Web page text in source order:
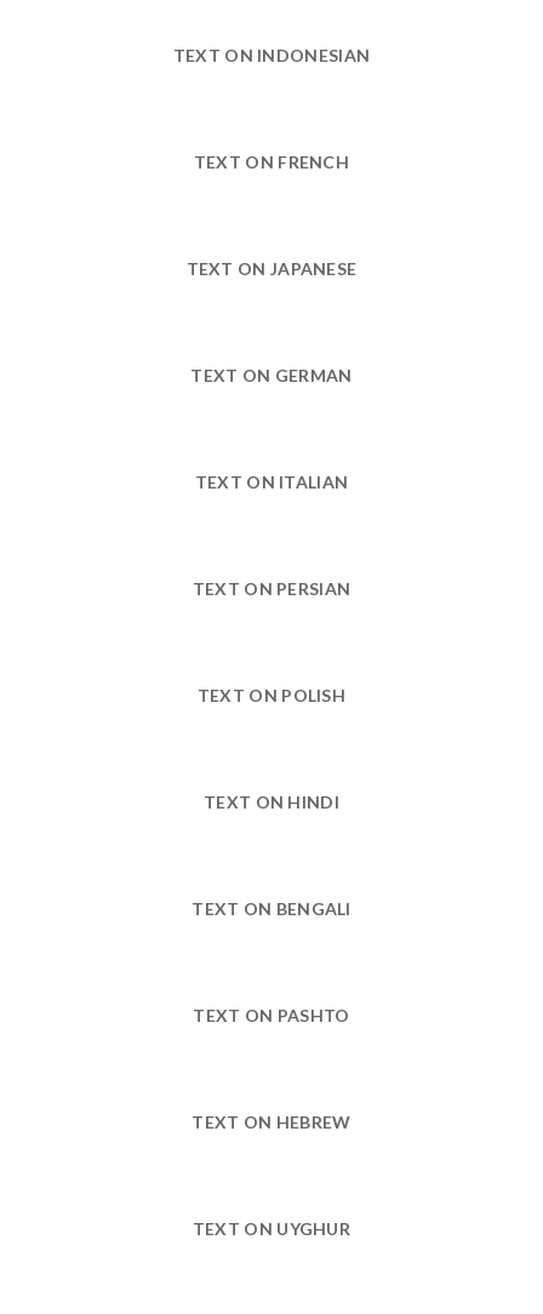
TEXT ON INDONESIAN
TEXT ON FRENCH
TEXT ON JAPANESE
TEXT ON GERMAN
TEXT ON ITALIAN
TEXT ON PERSIAN
TEXT ON POLISH
TEXT ON HINDI
TEXT ON BENGALI
TEXT ON PASHTO
TEXT ON HEBREW
TEXT ON UYGHUR